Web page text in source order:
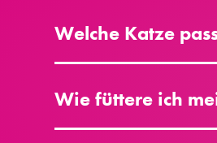
Welche Katze
Wie füttere ich